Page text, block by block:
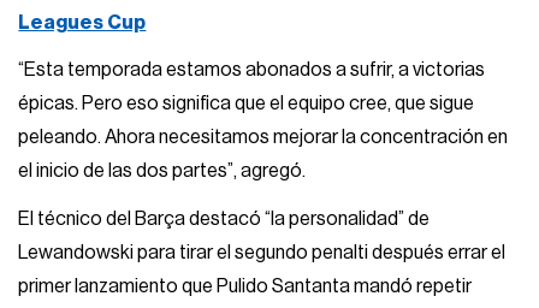
Leagues Cup
“Esta temporada estamos abonados a sufrir, a victorias
épicas. Pero eso significa que el equipo cree, que sigue
peleando. Ahora necesitamos mejorar la concentración en
el inicio de las dos partes”, agregó.
El técnico del Barça destacó “la personalidad” de
Lewandowski para tirar el segundo penalti después errar el
primer lanzamiento que Pulido Santanta mandó repetir